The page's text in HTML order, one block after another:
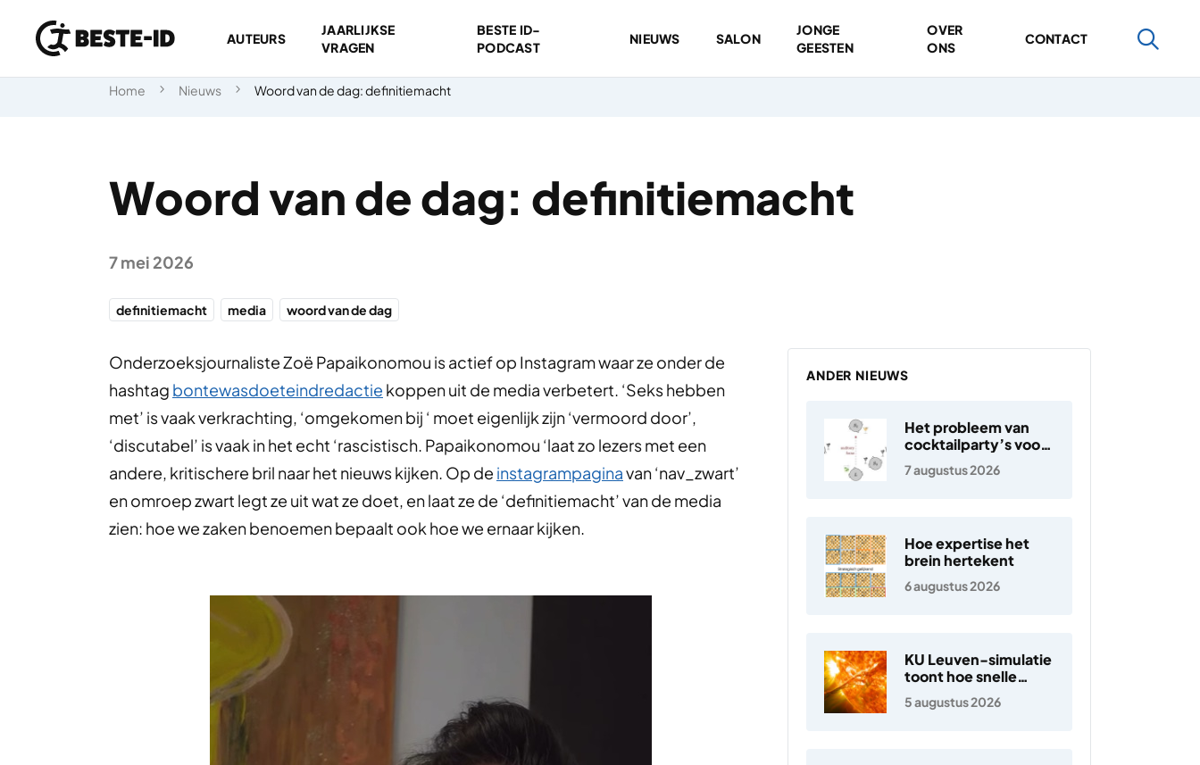
Ga naar inhoud
AUTEURS
JAARLIJKSE
VRAGEN
BESTE ID-
PODCAST
NIEUWS SALON
JONGE
GEESTEN
OVER
ONS
CONTACT
Home Nieuws Woord van de dag: definitiemacht
Woord van de dag: definitiemacht
7 mei 2026
definitiemacht media woord van de dag
Onderzoeksjournaliste Zoë Papaikonomou is actief op Instagram waar ze onder de
hashtag bontewasdoeteindredactie koppen uit de media verbetert. ‘Seks hebben
met’ is vaak verkrachting, ‘omgekomen bij ‘ moet eigenlijk zijn ‘vermoord door’,
‘discutabel’ is vaak in het echt ‘rascistisch. Papaikonomou ‘laat zo lezers met een
andere, kritischere bril naar het nieuws kijken. Op de instagrampaginavan ‘nav_zwart’
en omroep zwart legt ze uit wat ze doet, en laat ze de ‘definitiemacht’ van de media
zien: hoe we zaken benoemen bepaalt ook hoe we ernaar kijken.
ANDER NIEUWS
Het probleem van
cocktailparty’s voor
hoortoestellen
7 augustus 2026
Hoe expertise het
brein hertekent
6 augustus 2026
KU Leuven-simulatie
toont hoe snelle
elektronen in de
zonnewind ontstaan
5 augustus 2026